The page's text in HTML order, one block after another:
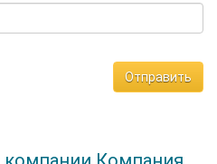
Отправить